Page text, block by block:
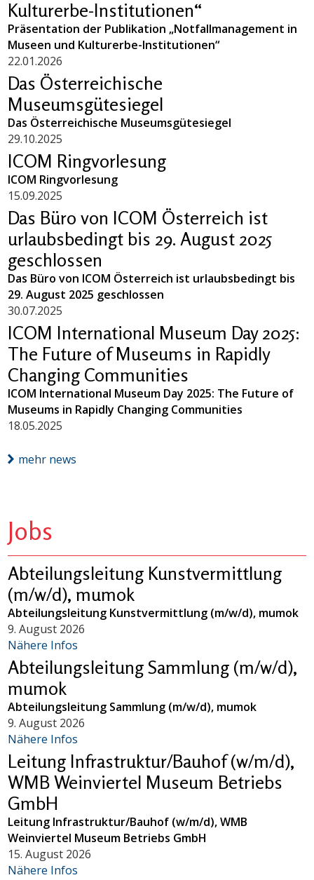
Kulturerbe-Institutionen“
Präsentation der Publikation „Notfallmanagement in
Museen und Kulturerbe-Institutionen“
22.01.2026
Das Österreichische
Museumsgütesiegel
Das Österreichische Museumsgütesiegel
29.10.2025
ICOM Ringvorlesung
ICOM Ringvorlesung
15.09.2025
Das Büro von ICOM Österreich ist
urlaubsbedingt bis 29. August 2025
geschlossen
Das Büro von ICOM Österreich ist urlaubsbedingt bis
29. August 2025 geschlossen
30.07.2025
ICOM International Museum Day 2025:
The Future of Museums in Rapidly
Changing Communities
ICOM International Museum Day 2025: The Future of
Museums in Rapidly Changing Communities
18.05.2025
mehr news
Jobs
Abteilungsleitung Kunstvermittlung
(m/w/d), mumok
Abteilungsleitung Kunstvermittlung (m/w/d), mumok
9. August 2026
Nähere Infos
Abteilungsleitung Sammlung (m/w/d),
mumok
Abteilungsleitung Sammlung (m/w/d), mumok
9. August 2026
Nähere Infos
Leitung Infrastruktur/Bauhof (w/m/d),
WMB Weinviertel Museum Betriebs
GmbH
Leitung Infrastruktur/Bauhof (w/m/d), WMB
Weinviertel Museum Betriebs GmbH
15. August 2026
Nähere Infos